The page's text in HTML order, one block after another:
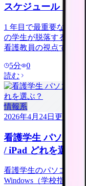
スケジュール【
1 年目で最重要なのは
の学生が脱落するため
看護教員の視点でロー
5分
0
読む
情報系
2026年4月24日 更新
看護学生 パソコン
/ iPad どれを選ぶ？
看護学生のパソコン選
Windows（学校指定・